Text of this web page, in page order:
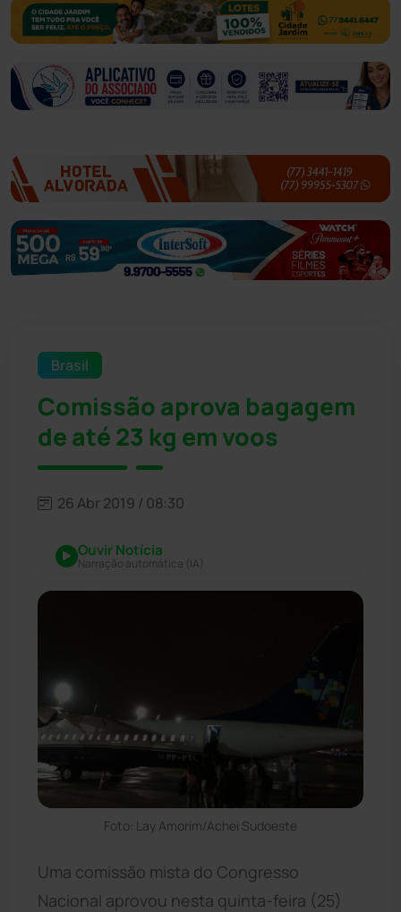
Brasil
Comissão aprova bagagem
de até 23 kg em voos
26 Abr 2019 / 08:30
Ouvir Notícia
Narração automática (IA)
Foto: Lay Amorim/Achei Sudoeste
Uma comissão mista do Congresso
Nacional aprovou nesta quinta-feira (25)